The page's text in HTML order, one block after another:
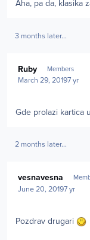
Aha, pa da, klasika
3 months later...
Ruby Members
March 29, 20197 yr
Gde prolazi kartica
2 months later...
vesnavesna
June 20, 20197 yr
Pozdrav drugari